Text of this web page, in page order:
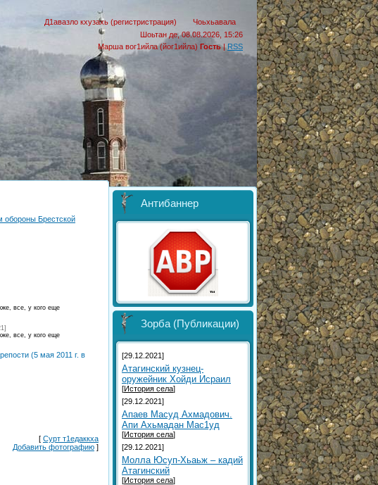
Шоьтан де, 08.08.2026, 15:26
Марша вог1ийла (йог1ийла) Гость|RSS
Д1авазло кхузахь (регистристрация) Чоьхьавала
обороны Брестской
все, у кого еще
все, у кого еще
(5 мая 2011 г. в
[ Сурт т1едаккха
Добавить фотографию ]
Антибаннер
Зорба (Публикации)
[29.12.2021]
Атагинский кузнец-
оружейник Хойди Исраил
[История села]
[29.12.2021]
Aпаев Масуд Ахмадович.
Aпи Ахьмадан Мас1уд
[История села]
[29.12.2021]
Молла Юсуп-Хьаьж – кадий
Атагинский
[История села]